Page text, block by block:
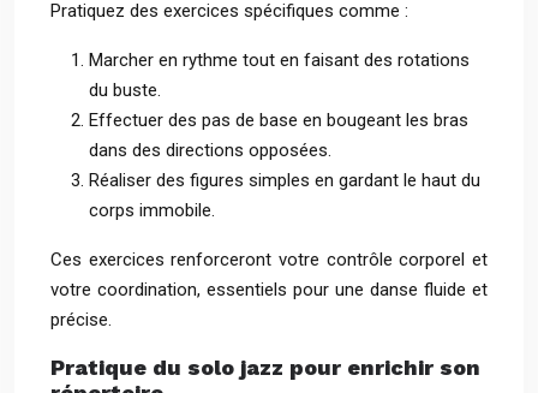
Pratiquez des exercices spécifiques comme :
Marcher en rythme tout en faisant des rotations
du buste.
Effectuer des pas de base en bougeant les bras
dans des directions opposées.
Réaliser des figures simples en gardant le haut du
corps immobile.
Ces exercices renforceront votre contrôle corporel et
votre coordination, essentiels pour une danse fluide et
précise.
Pratique du solo jazz pour enrichir son